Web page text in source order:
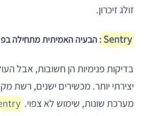
זולג זיכרון.
Sentry : הבעיה האמיתית מתחילה
בדיקות פנימיות הן חשובות, אבל
יצירתי יותר. מכשירים ישנים, רשת
מערכת שונות, שימוש לא צפוי.